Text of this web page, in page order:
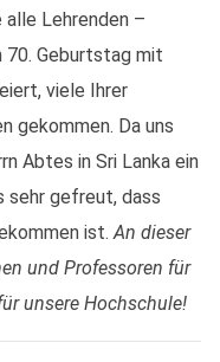
alle Lehrenden –
70. Geburtstag mit
viele Ihrer
gekommen. Da uns
Abtes in Sri Lanka ein
sehr gefreut, dass
ist.An dieser
und Professoren für
unsere Hochschule!